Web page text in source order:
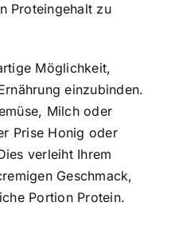
Proteingehalt zu
Möglichkeit,
einzubinden.
Milch oder
Prise Honig oder
verleiht Ihrem
Geschmack,
Portion Protein.